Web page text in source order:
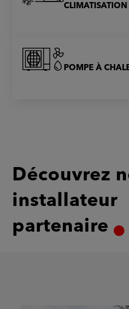
CLIMATISATION
POMPE À
Découvrez
installateur
partenaire